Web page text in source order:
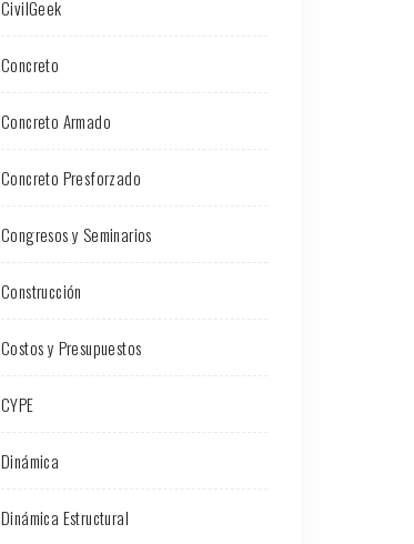
CivilGeek
Concreto
Concreto Armado
Concreto Presforzado
Congresos y Seminarios
Construcción
Costos y Presupuestos
CYPE
Dinámica
Dinámica Estructural